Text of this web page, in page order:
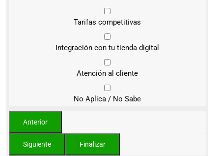
Tarifas competitivas
Integración con tu tienda digital
Atención al cliente
No Aplica / No Sabe